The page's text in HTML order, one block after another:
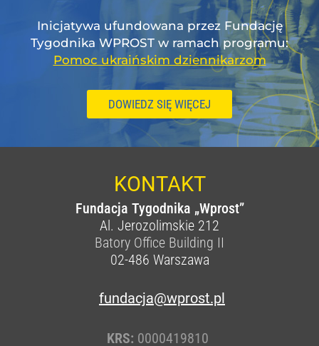
Inicjatywa ufundowana przez Fundację
Tygodnika WPROST w ramach programu:
Pomoc ukraińskim dziennikarzom
DOWIEDZ SIĘ WIĘCEJ
KONTAKT
Fundacja Tygodnika „Wprost”
Al. Jerozolimskie 212
Batory Office Building II
02-486 Warszawa
fundacja@wprost.pl
KRS: 0000419810